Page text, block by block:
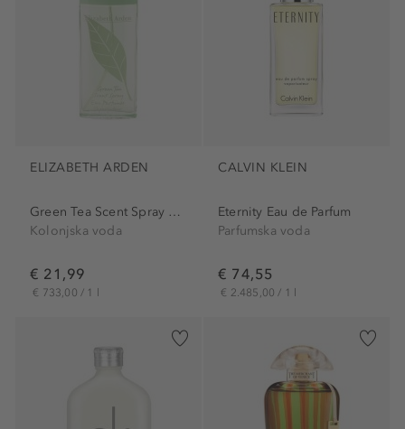
ELIZABETH ARDEN
Green Tea Scent Spray Eau...
Kolonjska voda
€ 21,99
€ 733,00 / 1 l
CALVIN KLEIN
Eternity Eau de Parfum
Parfumska voda
€ 74,55
€ 2.485,00 / 1 l